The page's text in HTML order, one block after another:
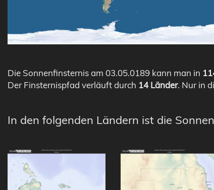
Die Sonnenfinsternis am 03.05.0189 kann man in
Der Finsternispfad verläuft durch 14 Länder. Nur in
In den folgenden Ländern ist die